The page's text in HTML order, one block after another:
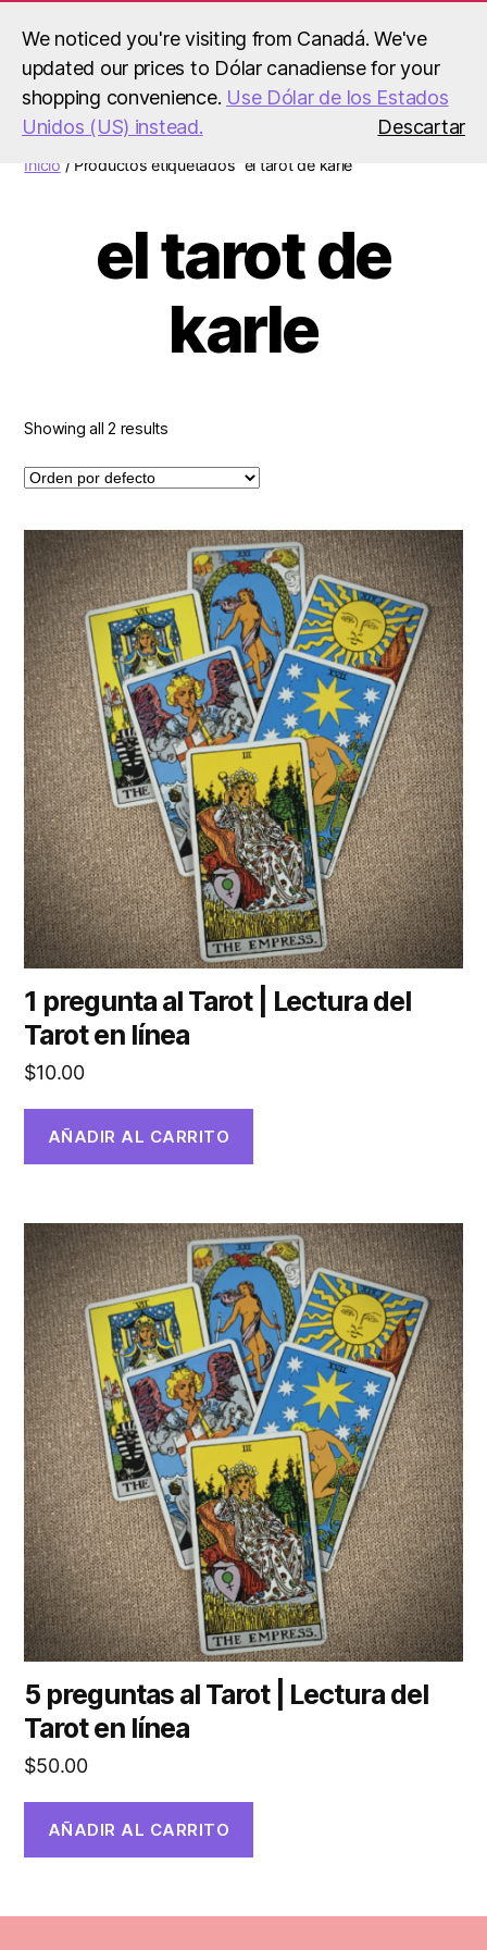
El
Tarot
de
Menú
Inicio / Productos etiquetados “el tarot de karle”
el tarot de
karle
Showing all 2 results
1 pregunta al Tarot | Lectura del
Tarot en línea
$10.00
AÑADIR AL CARRITO
5 preguntas al Tarot | Lectura del
Tarot en línea
$50.00
AÑADIR AL CARRITO
We noticed you're visiting from Canadá. We've
updated our prices to Dólar canadiense for your
shopping convenience. Use Dólar de los Estados
Unidos (US) instead.
Descartar